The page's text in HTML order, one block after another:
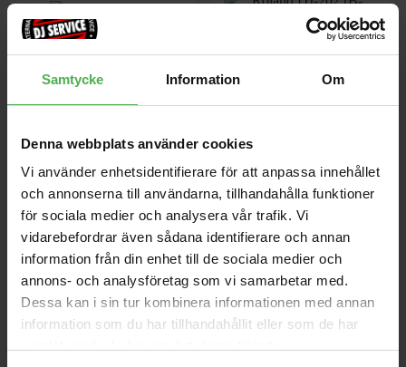
Samtycke Information Om
Denna webbplats använder cookies
Vi använder enhetsidentifierare för att anpassa innehållet
och annonserna till användarna, tillhandahålla funktioner
för sociala medier och analysera vår trafik. Vi
vidarebefordrar även sådana identifierare och annan
information från din enhet till de sociala medier och
annons- och analysföretag som vi samarbetar med.
Dessa kan i sin tur kombinera informationen med annan
information som du har tillhandahållit eller som de har
DAP-3X
Trumpall, bas- trumpedal,
2490 kr
store local_shipping
DJ-202 [B-STOCK]
säljs utan orginalkartong.
kabel. Inga extra tillbehör. 1
månads garanti kvar. Säljs i
befintligt skick.
2990 kr
store local_shipping
Roland